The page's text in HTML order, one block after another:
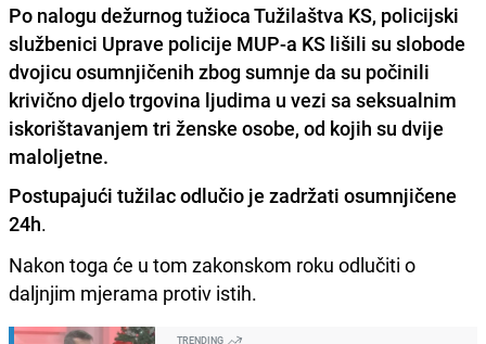
Po nalogu dežurnog tužioca Tužilaštva KS, policijski
službenici Uprave policije MUP-a KS lišili su slobode
dvojicu osumnjičenih zbog sumnje da su počinili
krivično djelo trgovina ljudima u vezi sa seksualnim
iskorištavanjem tri ženske osobe, od kojih su dvije
maloljetne.
Postupajući tužilac odlučio je zadržati osumnjičene
24h.
Nakon toga će u tom zakonskom roku odlučiti o
daljnjim mjerama protiv istih.
TRENDING